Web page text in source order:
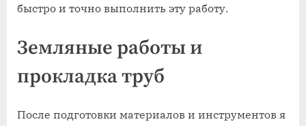
быстро и точно выполнить эту работу.
Земляные работы и
прокладка труб
После подготовки материалов и инструментов я